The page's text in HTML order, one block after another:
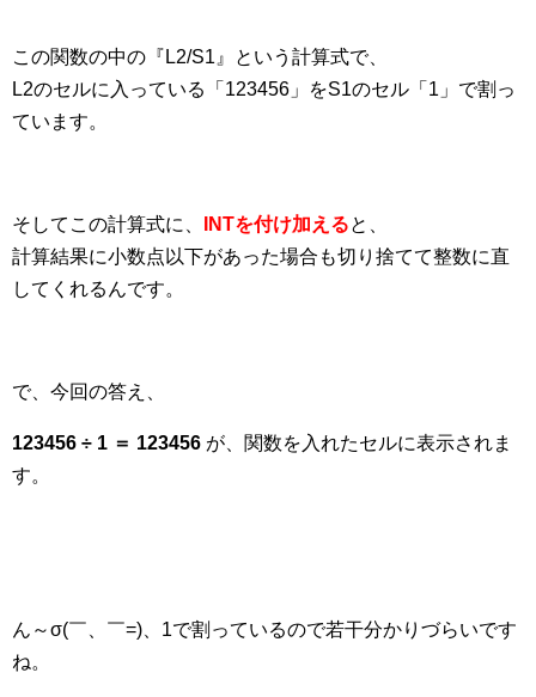
この関数の中の『L2/S1』という計算式で、
L2のセルに入っている「123456」をS1のセル「1」で割っ
ています。
そしてこの計算式に、 INTを付け加えると、
計算結果に小数点以下があった場合も切り捨てて整数に直
してくれるんです。
で、今回の答え、
123456 ÷ 1 ＝ 123456 が、関数を入れたセルに表示されま
す。
ん～σ(￣、￣=)、1で割っているので若干分かりづらいです
ね。